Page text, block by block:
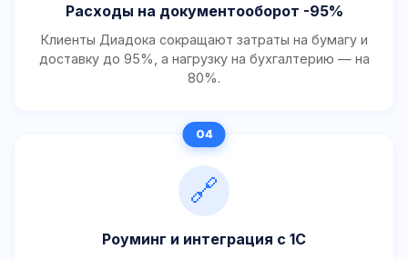
Расходы на документооборот -95%
Клиенты Диадока сокращают затраты на бумагу и
доставку до 95%, а нагрузку на бухгалтерию — на
80%.
🔗
Роуминг и интеграция с 1С